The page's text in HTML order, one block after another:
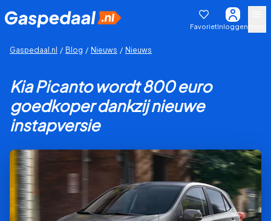
FavorietInloggen
Gaspedaal.nl / Blog / Nieuws / Nieuws
Kia Picanto wordt 800 euro
goedkoper dankzij nieuwe
instapversie